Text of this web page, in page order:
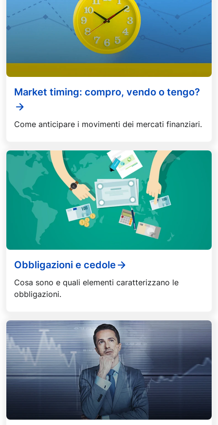
Market timing: compro, vendo o tengo?
Come anticipare i movimenti dei mercati finanziari.
Obbligazioni e cedole
Cosa sono e quali elementi caratterizzano le
obbligazioni.